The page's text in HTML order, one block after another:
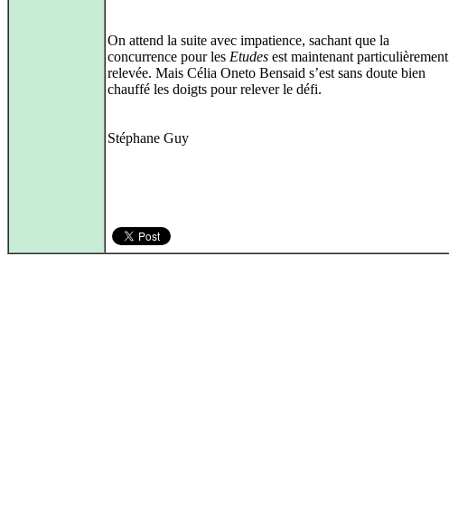
On attend la suite avec impatience, sachant que la
concurrence pour les Etudes est maintenant particulièrement
relevée. Mais Célia Oneto Bensaid s’est sans doute bien
chauffé les doigts pour relever le défi.
Stéphane Guy